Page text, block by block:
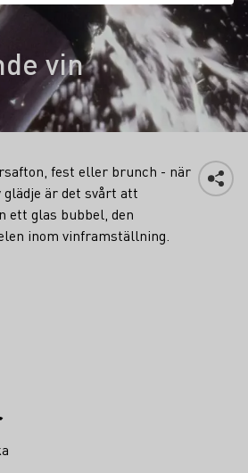
vin
fest eller brunch - när
är det svårt att
ett glas bubbel, den
inom vinframställning.